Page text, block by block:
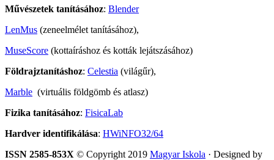
Művészetek tanításához: Blender
LenMus (zeneelmélet tanításához),
MuseScore (kottaíráshoz és kották lejátszásához)
Földrajztanításhoz: Celestia (világűr),
Marble (virtuális földgömb és atlasz)
Fizika tanításához: FisicaLab
Hardver identifikálása: HWiNFO32/64
ISSN 2585-853X © Copyright 2019 Magyar Iskola · Designed by